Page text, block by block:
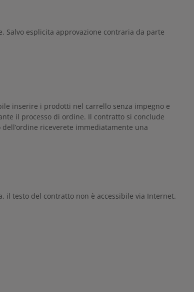
esplicita approvazione contraria da parte
inserire i prodotti nel carrello senza impegno e
il processo di ordine. Il contratto si conclude
riceverete immediatamente una
il testo del contratto non è accessibile via Internet.